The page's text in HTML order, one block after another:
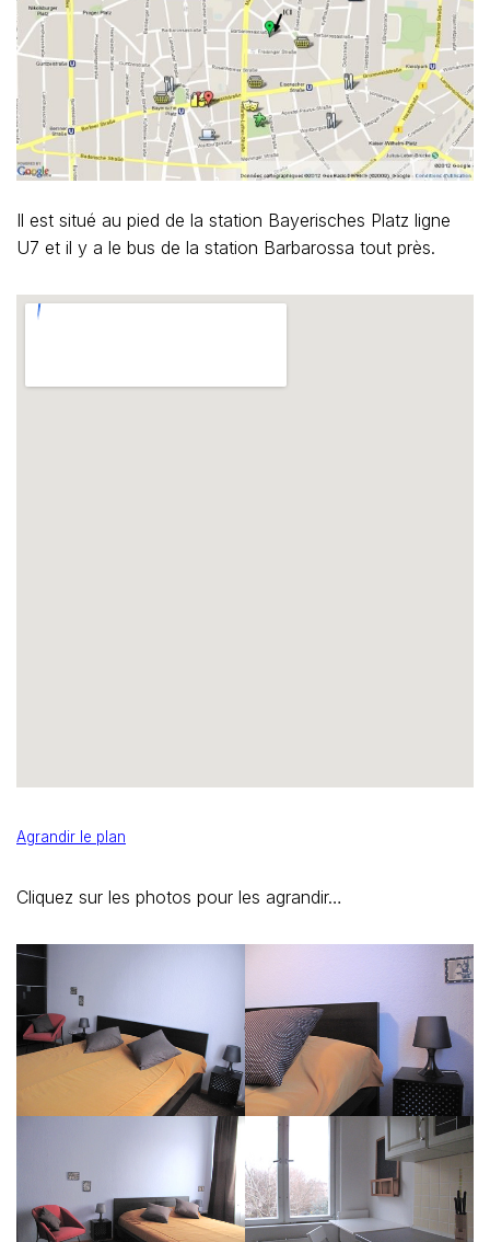
Il est situé au pied de la station Bayerisches Platz ligne
U7 et il y a le bus de la station Barbarossa tout près.
Agrandir le plan
Cliquez sur les photos pour les agrandir…